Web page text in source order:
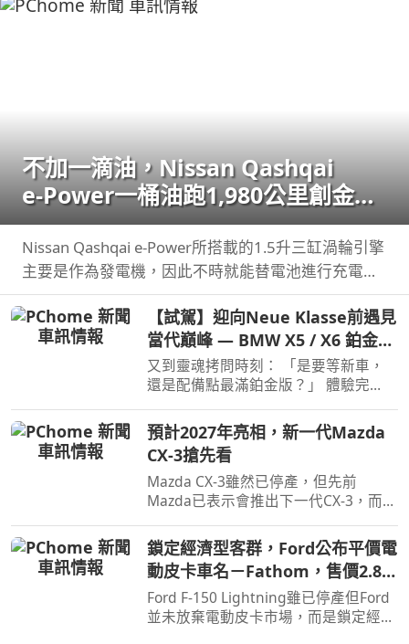
不加一滴油，Nissan Qashqai
e‑Power一桶油跑1,980公里創金氏
世界紀錄
Nissan Qashqai e‑Power所搭載的1.5升三缸渦輪引擎
主要是作為發電機，因此不時就能替電池進行充電直
到沒油，這也讓Qashqai e‑Power擁有高效的里程表
現，日前就創下非純電與PHEV行駛里程最高金氏世界
紀錄…
【試駕】迎向Neue Klasse前遇見
當代巔峰 — BMW X5 / X6 鉑金版
璀璨登場
又到靈魂拷問時刻： 「是要等新車，
還是配備點最滿鉑金版？」 體驗完
BMW X5 / X6鉑金版，選擇困難如我，
彷彿有了理直氣壯答案。
預計2027年亮相，新一代Mazda
CX-3搶先看
Mazda CX-3雖然已停產，但先前
Mazda已表示會推出下一代CX-3，而就
一代CX-3。
鎖定經濟型客群，Ford公布平價電
動皮卡車名－Fathom，售價2.8萬
美元起
Ford F-150 Lightning雖已停產但Ford
並未放棄電動皮卡市場，而是鎖定經濟